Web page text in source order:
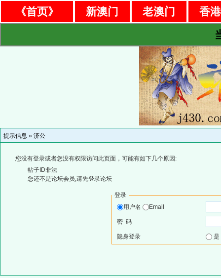
《首页》 新澳门 老澳门
香
提示信息 » 济公
您没有登录或者您没有权限访问此页面，可能有如下几个原因:
帖子ID非法
您还不是论坛会员,请先登录论坛
登录
用户名
Email
密 码
隐身登录